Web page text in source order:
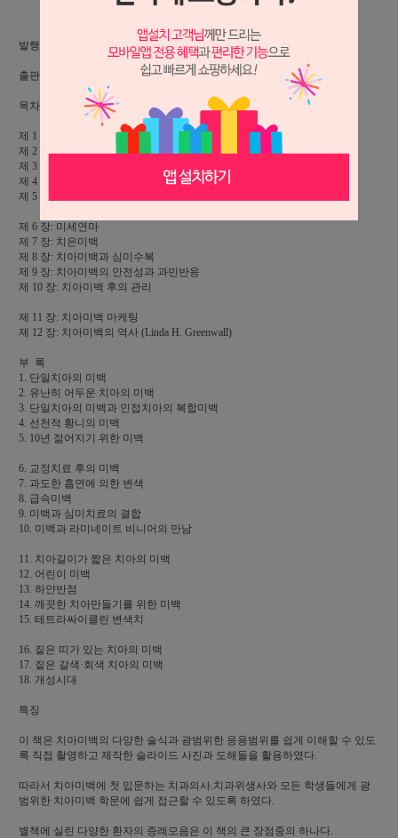
발행일: 2006.09.28, 247p, 칼라인쇄,
출판: 대한나래출판사
목차
제 1 장: 치아의 변색 (Linda H. Greenwall, So-Ran Kwon)
제 2 장: 진단과 치료계획
제 3 장: 실활치미백
제 4 장: 자가미백
제 5 장: 강력미백
제 6 장: 미세연마
제 7 장: 치은미백
제 8 장: 치아미백과 심미수복
제 9 장: 치아미백의 안전성과 과민반응
제 10 장: 치아미백 후의 관리
제 11 장: 치아미백 마케팅
제 12 장: 치아미백의 역사 (Linda H. Greenwall)
부 록
1. 단일치아의 미백
2. 유난히 어두운 치아의 미백
3. 단일치아의 미백과 인접치아의 복합미백
4. 선천적 황니의 미백
5. 10년 젊어지기 위한 미백
6. 교정치료 후의 미백
7. 과도한 흡연에 의한 변색
8. 급속미백
9. 미백과 심미치료의 결합
10. 미백과 라미네이트 비니어의 만남
11. 치아길이가 짧은 치아의 미백
12. 어린이 미백
13. 하얀반점
14. 깨끗한 치아만들기를 위한 미백
15. 테트라싸이클린 변색치
16. 짙은 띠가 있는 치아의 미백
17. 짙은 갈색·회색 치아의 미백
18. 개성시대
특징
이 책은 치아미백의 다양한 술식과 광범위한 응용범위를 쉽게 이해할 수 있도
록 직접 촬영하고 제작한 슬라이드 사진과 도해들을 활용하였다.
따라서 치아미백에 첫 입문하는 치과의사.치과위생사와 모든 학생들에게 광
범위한 치아미백 학문에 쉽게 접근할 수 있도록 하였다.
별책에 실린 다양한 환자의 증례모음은 이 책의 큰 장점중의 하나다.